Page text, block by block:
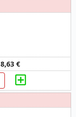
8,63 €